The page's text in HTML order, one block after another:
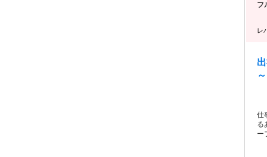
フ
レ
仕
る
ープ！ 当社求人掲載サービス 「レ